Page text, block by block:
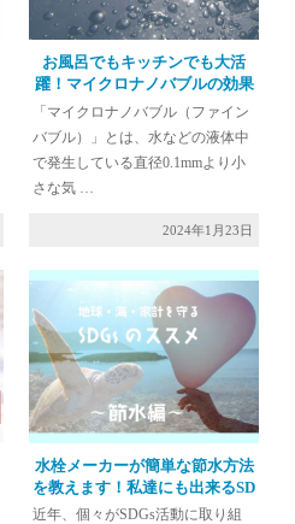
お風呂でもキッチンでも大活
躍！マイクロナノバブルの効果
とは？
「マイクロナノバブル（ファイン
バブル）」とは、水などの液体中
で発生している直径0.1mmより小
さな気 …
2024年1月23日
水栓メーカーが簡単な節水方法
を教えます！私達にも出来るSD
Gs活動（節水編）
近年、個々がSDGs活動に取り組